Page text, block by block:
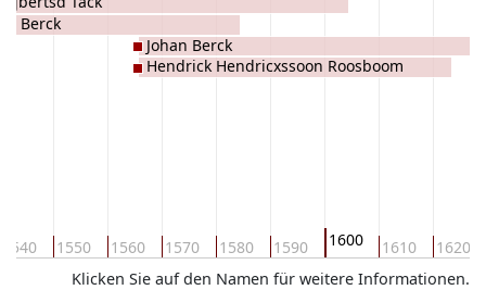
1540 1550 1560 1570 1580 1590 1600 1610 1620
Berck
Johan Berck
Hendrick Hendricxssoon Roosboom
Klicken Sie auf den Namen für weitere Informationen.